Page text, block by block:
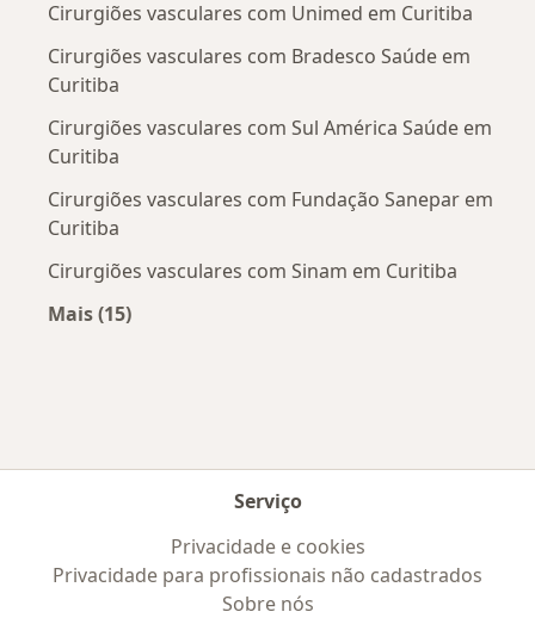
Cirurgiões vasculares com Unimed em Curitiba
Cirurgiões vasculares com Bradesco Saúde em
Curitiba
Cirurgiões vasculares com Sul América Saúde em
Curitiba
Cirurgiões vasculares com Fundação Sanepar em
Curitiba
Cirurgiões vasculares com Sinam em Curitiba
Mais (15)
Serviço
Privacidade e cookies
Privacidade para profissionais não cadastrados
Sobre nós